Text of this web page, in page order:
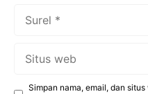
Simpan nama, email, dan